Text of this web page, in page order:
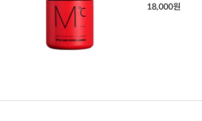
18,000원